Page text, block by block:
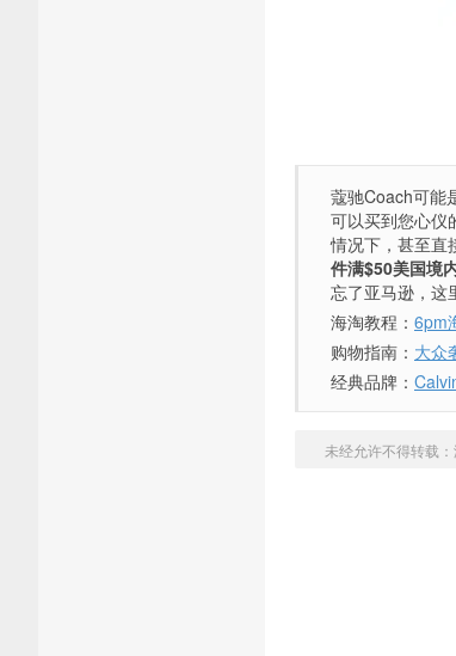
蔻驰Coach可能
可以买到您心仪
情况下，甚至直
件满$50美国境
忘了亚马逊，这
海淘教程： 6pm
购物指南： 大众
经典品牌：
未经允许不得转载：